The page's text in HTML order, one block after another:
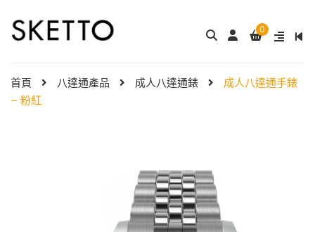
0
首頁 八達通產品 成人八達通錶
成人八達通手錶
– 粉紅
$ 288.00
Hello Kitty 小童尼龍錶
$98.00
$98.00
小童尼龍錶帶 – 玫 ...